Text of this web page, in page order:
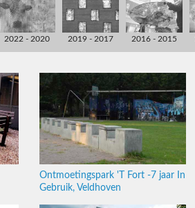
2022 - 2020 2019 - 2017 2016 - 2015
Ontmoetingspark 'T Fort -7 jaar In
Gebruik, Veldhoven